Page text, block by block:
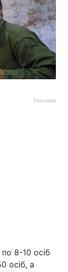
Реклама
8-10 осіб
осіб, а